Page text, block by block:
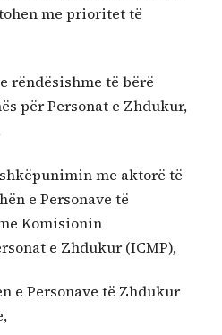
me prioritet të
rëndësishme të bërë
për Personat e Zhdukur,
me aktorë të
e Personave të
Komisionin
e Zhdukur (ICMP),
e Personave të Zhdukur